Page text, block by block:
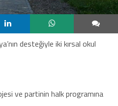
desteğiyle iki kırsal okul
ve partinin halk programına